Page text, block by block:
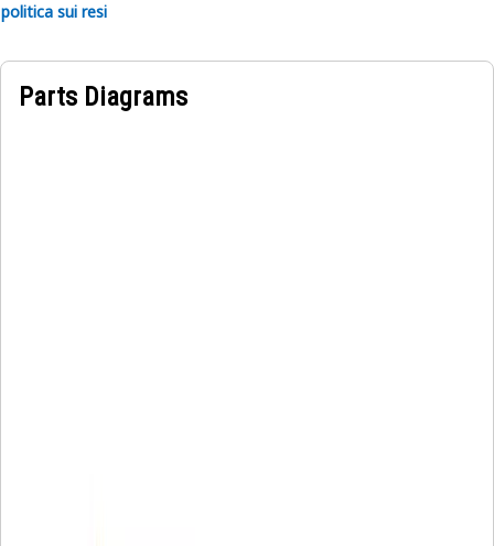
politica sui resi
Parts Diagrams